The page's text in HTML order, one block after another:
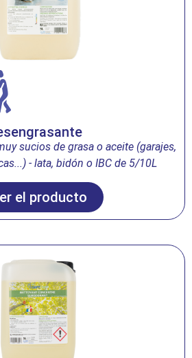
sucios de grasa o aceite (garajes,
- lata, bidón o IBC de 5/10L
el producto